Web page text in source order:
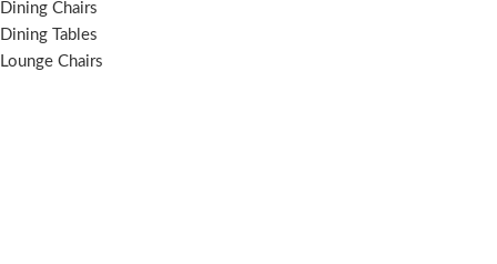
Dining Chairs
Dining Tables
Lounge Chairs